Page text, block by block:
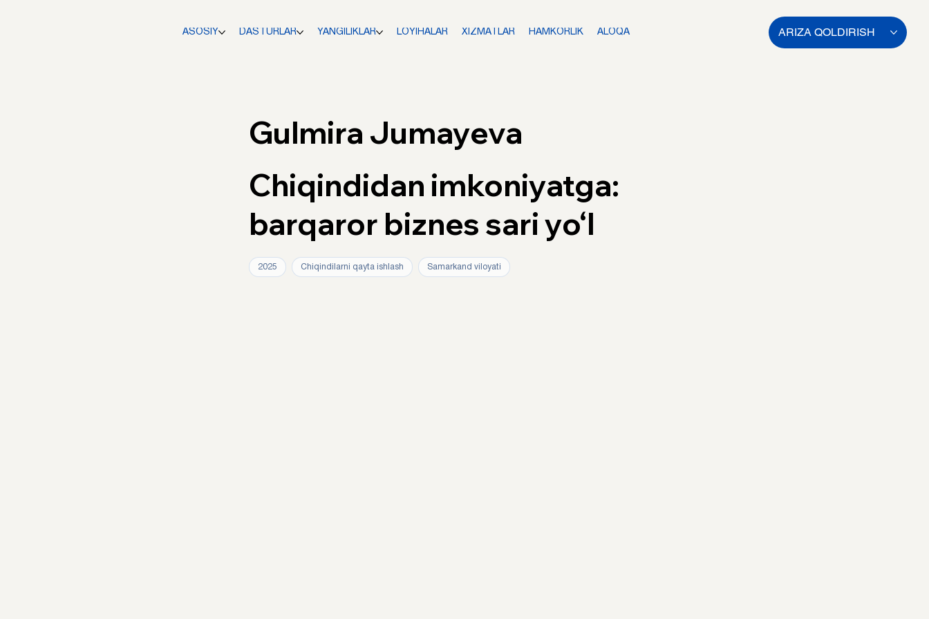
ASOSIY DASTURLAR YANGILIKLAR LOYIHALAR XIZMATLAR HAMKORLIK ALOQA ARIZA QOLDIRISH
Gulmira Jumayeva
Chiqindidan imkoniyatga:
barqaror biznes sari yo‘l
2025 Chiqindilarni qayta ishlash Samarkand viloyati